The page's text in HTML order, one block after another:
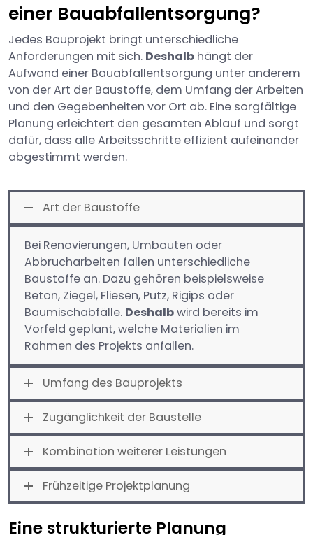
einer Bauabfallentsorgung?
Jedes Bauprojekt bringt unterschiedliche
Anforderungen mit sich. Deshalb hängt der
Aufwand einer Bauabfallentsorgung unter anderem
von der Art der Baustoffe, dem Umfang der Arbeiten
und den Gegebenheiten vor Ort ab. Eine sorgfältige
Planung erleichtert den gesamten Ablauf und sorgt
dafür, dass alle Arbeitsschritte effizient aufeinander
abgestimmt werden.
Art der Baustoffe
Bei Renovierungen, Umbauten oder
Abbrucharbeiten fallen unterschiedliche
Baustoffe an. Dazu gehören beispielsweise
Beton, Ziegel, Fliesen, Putz, Rigips oder
Baumischabfälle. Deshalbwird bereits im
Vorfeld geplant, welche Materialien im
Rahmen des Projekts anfallen.
Umfang des Bauprojekts
Zugänglichkeit der Baustelle
Kombination weiterer Leistungen
Frühzeitige Projektplanung
Eine strukturierte Planung